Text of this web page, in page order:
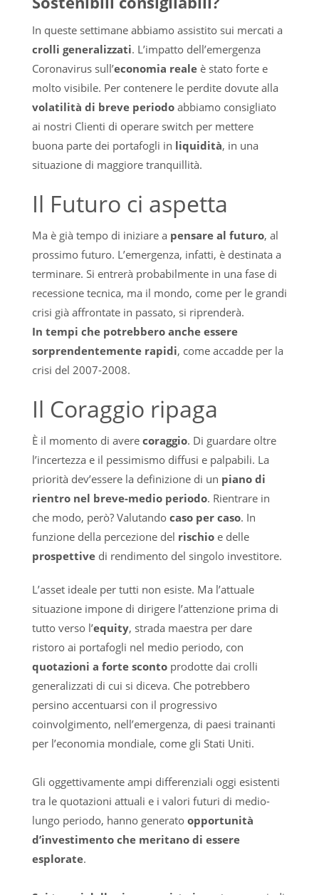
In queste settimane abbiamo assistito sui mercati a
crolli generalizzati. L’impatto dell’emergenza
Coronavirus sull’economia reale è stato forte e
molto visibile. Per contenere le perdite dovute alla
volatilità di breve periodo abbiamo consigliato
ai nostri Clienti di operare switch per mettere
buona parte dei portafogli in liquidità, in una
situazione di maggiore tranquillità.
Il Futuro ci aspetta
Ma è già tempo di iniziare a pensare al futuro, al
prossimo futuro. L’emergenza, infatti, è destinata a
terminare. Si entrerà probabilmente in una fase di
recessione tecnica, ma il mondo, come per le grandi
crisi già affrontate in passato, si riprenderà.
In tempi che potrebbero anche essere
sorprendentemente rapidi, come accadde per la
crisi del 2007-2008.
Il Coraggio ripaga
È il momento di avere coraggio. Di guardare oltre
l’incertezza e il pessimismo diffusi e palpabili. La
priorità dev’essere la definizione di un piano di
rientro nel breve-medio periodo. Rientrare in
che modo, però? Valutando caso per caso. In
funzione della percezione del rischio e delle
prospettive di rendimento del singolo investitore.
L’asset ideale per tutti non esiste. Ma l’attuale
situazione impone di dirigere l’attenzione prima di
tutto verso l’equity, strada maestra per dare
ristoro ai portafogli nel medio periodo, con
quotazioni a forte sconto prodotte dai crolli
generalizzati di cui si diceva. Che potrebbero
persino accentuarsi con il progressivo
coinvolgimento, nell’emergenza, di paesi trainanti
per l’economia mondiale, come gli Stati Uniti.
Gli oggettivamente ampi differenziali oggi esistenti
tra le quotazioni attuali e i valori futuri di medio-
lungo periodo, hanno generato opportunità
d’investimento che meritano di essere
esplorate.